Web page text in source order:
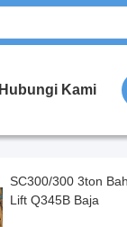
Hubungi Kami
SC300/300 3ton
Lift Q345B Baja